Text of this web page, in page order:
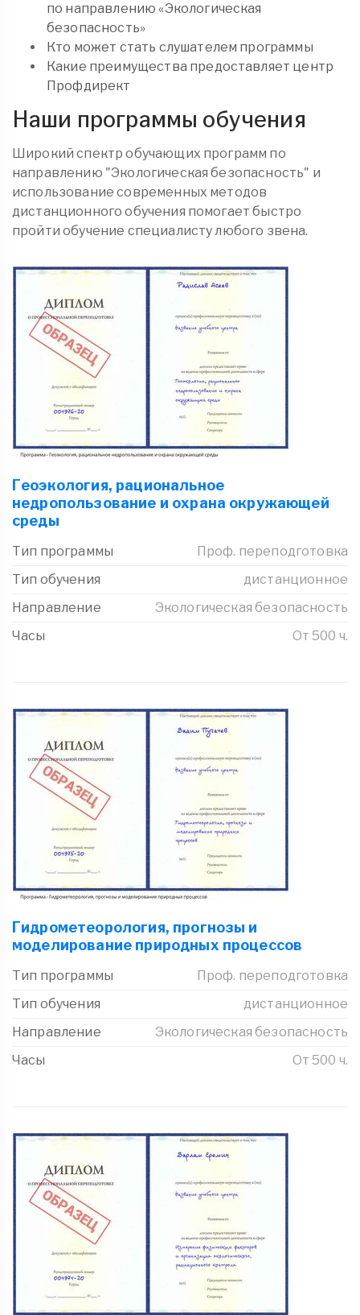
по направлению «Экологическая
безопасность»
Кто может стать слушателем программы
Какие преимущества предоставляет центр
Профдирект
Наши программы обучения
Широкий спектр обучающих программ по
направлению "Экологическая безопасность" и
использование современных методов
дистанционного обучения помогает быстро
пройти обучение специалисту любого звена.
Геоэкология, рациональное
недропользование и охрана окружающей
среды
Тип программы
Проф. переподготовка
Тип обучения
дистанционное
Направление
Экологическая безопасность
Часы
От 500 ч.
Гидрометеорология, прогнозы и
моделирование природных процессов
Тип программы
Проф. переподготовка
Тип обучения
дистанционное
Направление
Экологическая безопасность
Часы
От 500 ч.